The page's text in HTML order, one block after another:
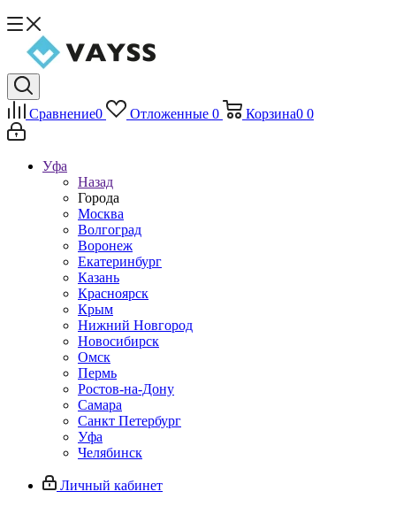
Сравнение0 Отложенные 0 Корзина0 0
Уфа
Назад
Города
Москва
Волгоград
Воронеж
Екатеринбург
Казань
Красноярск
Крым
Нижний Новгород
Новосибирск
Омск
Пермь
Ростов-на-Дону
Самара
Санкт Петербург
Уфа
Челябинск
Личный кабинет